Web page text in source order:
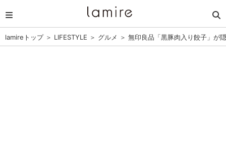
lamireトップ＞ LIFESTYLE ＞ グルメ ＞ 無印良品「黒豚肉入り餃子」が